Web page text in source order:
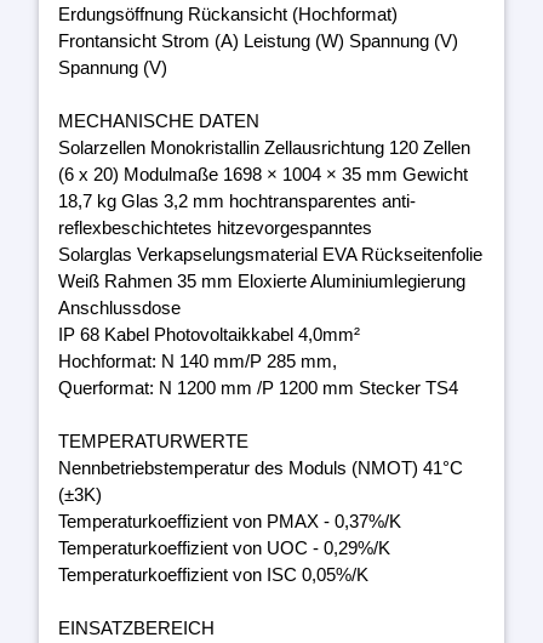
Erdungsöffnung Rückansicht (Hochformat)
Frontansicht Strom (A) Leistung (W) Spannung (V)
Spannung (V)
MECHANISCHE DATEN
Solarzellen Monokristallin Zellausrichtung 120 Zellen
(6 x 20) Modulmaße 1698 × 1004 × 35 mm Gewicht
18,7 kg Glas 3,2 mm hochtransparentes anti-
reflexbeschichtetes hitzevorgespanntes
Solarglas Verkapselungsmaterial EVA Rückseitenfolie
Weiß Rahmen 35 mm Eloxierte Aluminiumlegierung
Anschlussdose
IP 68 Kabel Photovoltaikkabel 4,0mm²
Hochformat: N 140 mm/P 285 mm,
Querformat: N 1200 mm /P 1200 mm Stecker TS4
TEMPERATURWERTE
Nennbetriebstemperatur des Moduls (NMOT) 41°C
(±3K)
Temperaturkoeffizient von PMAX - 0,37%/K
Temperaturkoeffizient von UOC - 0,29%/K
Temperaturkoeffizient von ISC 0,05%/K
EINSATZBEREICH